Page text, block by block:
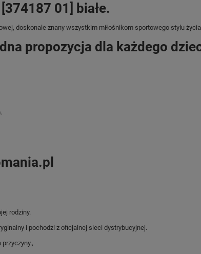
01] białe.
doskonale znany wszystkim miłośnikom sportowego stylu
propozycja dla każdego
rodziny.
i pochodzi z oficjalnej sieci dystrybucyjnej.